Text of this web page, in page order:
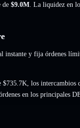
de $9.0M . La liquidez en
instante y fija órdenes
los intercambios
en los principales